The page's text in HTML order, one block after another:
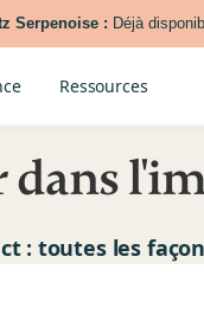
Serpenoise : Déjà
Ressources
dans
: toutes les